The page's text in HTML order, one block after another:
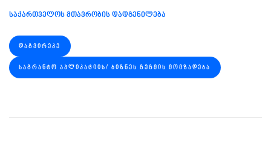
საქართველოს მთავრობის დადგენილება
ᲓᲐᲒᲕᲘᲠᲔᲙᲔ
ᲡᲐᲒᲠᲐᲜᲢᲝ ᲐᲞᲚᲘᲙᲐᲪᲘᲘᲡ/ ᲑᲘᲖᲜᲔᲡ ᲒᲔᲒᲛᲘᲡ ᲛᲝᲛᲖᲐᲓᲔᲑᲐ